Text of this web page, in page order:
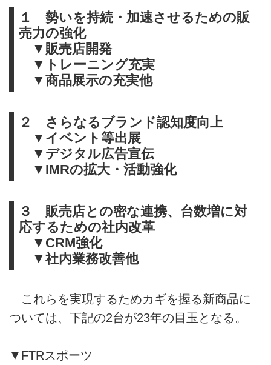
１ 勢いを持続・加速させるための販
売力の強化
▼販売店開発
▼トレーニング充実
▼商品展示の充実他
２ さらなるブランド認知度向上
▼イベント等出展
▼デジタル広告宣伝
▼IMRの拡大・活動強化
３ 販売店との密な連携、台数増に対
応するための社内改革
▼CRM強化
▼社内業務改善他
これらを実現するためカギを握る新商品に
ついては、下記の2台が23年の目玉となる。
▼FTRスポーツ